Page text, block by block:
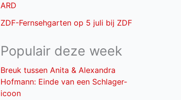
ARD
ZDF-Fernsehgarten op 5 juli bij ZDF
Populair deze week
Breuk tussen Anita & Alexandra
Hofmann: Einde van een Schlager-
icoon